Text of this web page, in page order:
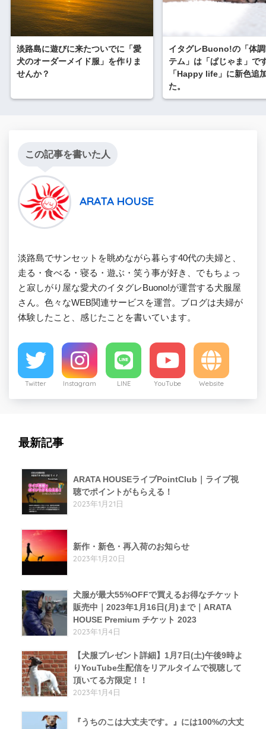
淡路島に遊びに来たついでに「愛
犬のオーダーメイド服」を作りま
せんか？
イタグレBuono!の「体
テム」は「ぱじゃま」で
「Happy life」に新色追
た。
この記事を書いた人
ARATA HOUSE
淡路島でサンセットを眺めながら暮らす40代の夫婦と、
走る・食べる・寝る・遊ぶ・笑う事が好き、でもちょっ
と寂しがり屋な愛犬のイタグレBuono!が運営する犬服屋
さん。色々なWEB関連サービスを運営。ブログは夫婦が
体験したこと、感じたことを書いています。
Twitter Instagram LINE YouTube Website
最新記事
ARATA HOUSEライブPointClub｜ライブ視
聴でポイントがもらえる！
2023年1月21日
新作・新色・再入荷のお知らせ
2023年1月20日
犬服が最大55%OFFで買えるお得なチケット
販売中｜2023年1月16日(月)まで｜ARATA
HOUSE Premium チケット 2023
2023年1月4日
【犬服プレゼント詳細】1月7日(土)午後9時よ
りYouTube生配信をリアルタイムで視聴して
頂いてる方限定！！
2023年1月4日
『うちのこは大丈夫です。』には100%の大丈